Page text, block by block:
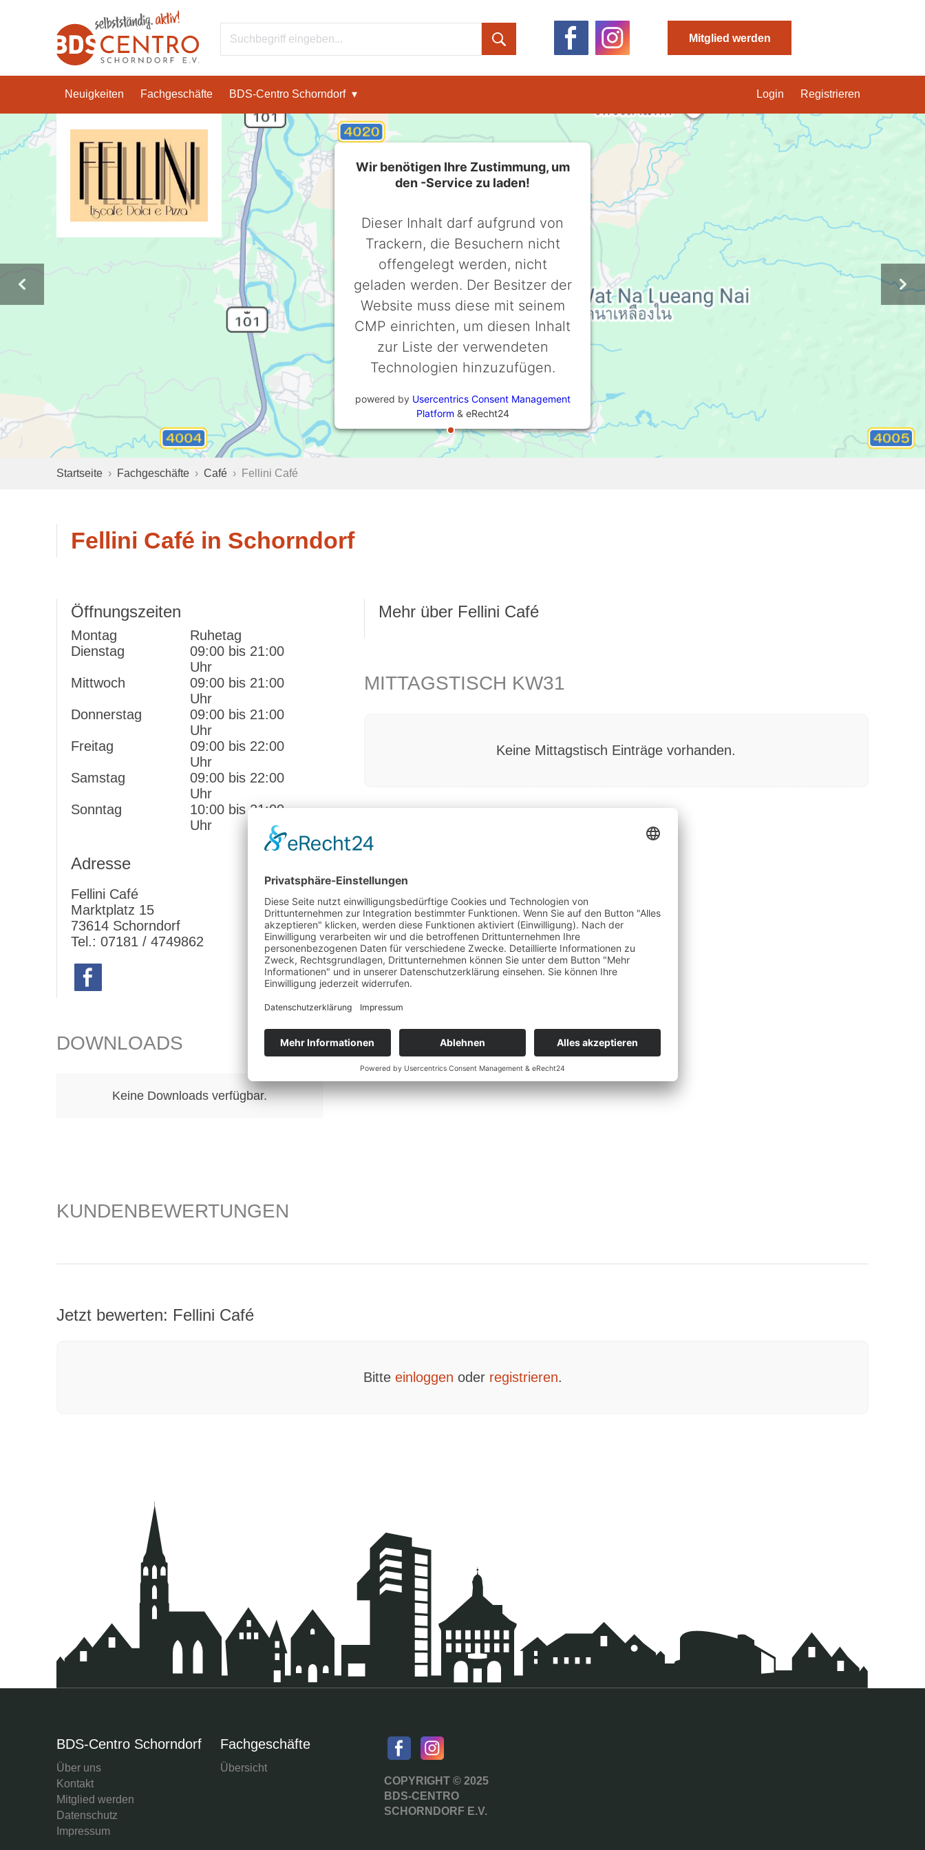
Mitglied werden
Neuigkeiten Fachgeschäfte BDS-Centro Schorndorf Login Registrieren
Wir benötigen Ihre Zustimmung, um
den -Service zu laden!
Dieser Inhalt darf aufgrund von
Trackern, die Besuchern nicht
offengelegt werden, nicht
geladen werden. Der Besitzer der
Website muss diese mit seinem
CMP einrichten, um diesen Inhalt
zur Liste der verwendeten
Technologien hinzuzufügen.
powered by Usercentrics Consent Management
Platform & eRecht24
Startseite Fachgeschäfte Café Fellini Café
Fellini Café in Schorndorf
Öffnungszeiten
Montag
Ruhetag
Dienstag
09:00 bis 21:00
Uhr
Mittwoch
09:00 bis 21:00
Uhr
Donnerstag
09:00 bis 21:00
Uhr
Freitag
09:00 bis 22:00
Uhr
Samstag
09:00 bis 22:00
Uhr
Sonntag
10:00 bis 21:00
Uhr
Adresse
Fellini Café
Marktplatz 15
73614 Schorndorf
Tel.: 07181 / 4749862
DOWNLOADS
Keine Downloads verfügbar.
Mehr über Fellini Café
MITTAGSTISCH KW31
Keine Mittagstisch Einträge vorhanden.
KUNDENBEWERTUNGEN
Jetzt bewerten: Fellini Café
Bitte einloggen oder registrieren.
BDS-Centro Schorndorf
Über uns
Kontakt
Mitglied werden
Datenschutz
Impressum
Fachgeschäfte
Übersicht
COPYRIGHT © 2025
BDS-CENTRO
SCHORNDORF E.V.